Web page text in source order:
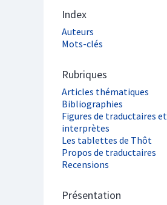
Index
Auteurs
Mots-clés
Rubriques
Articles thématiques
Bibliographies
Figures de traductaires et
interprètes
Les tablettes de Thôt
Propos de traductaires
Recensions
Présentation